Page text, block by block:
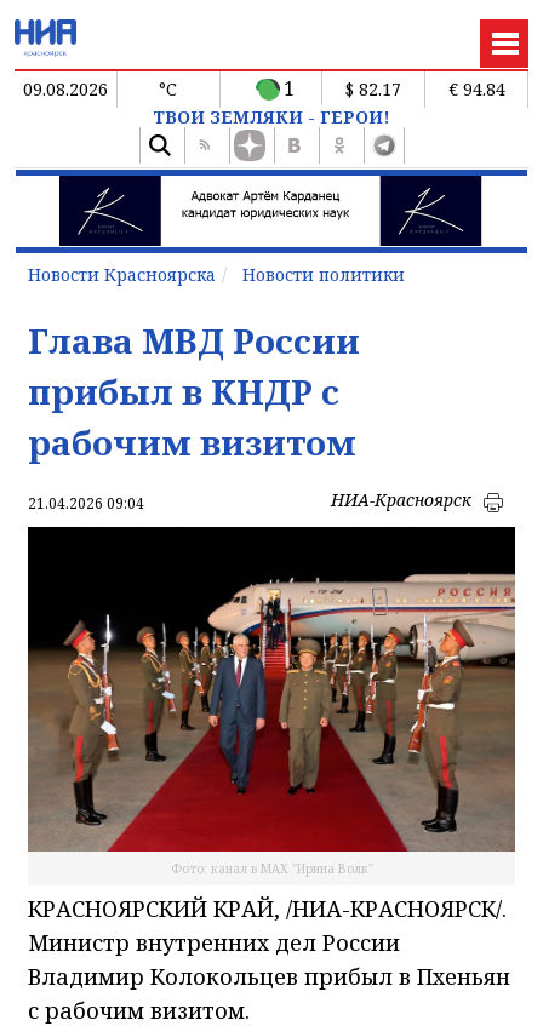
09.08.2026 °C 1 $ 82.17
€ 94.84
ТВОИ ЗЕМЛЯКИ - ГЕРОИ!
Новости Красноярска Новости политики
Глава МВД России
прибыл в КНДР с
рабочим визитом
21.04.2026 09:04 НИА-Красноярск
Фото: канал в МАХ "Ирина Волк"
КРАСНОЯРСКИЙ КРАЙ, /НИА-КРАСНОЯРСК/.
Министр внутренних дел России
Владимир Колокольцев прибыл в Пхеньян
с рабочим визитом.